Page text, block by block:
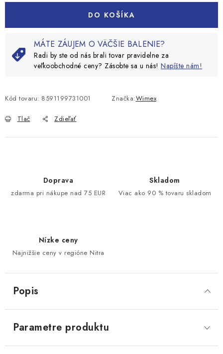
DO KOŠÍKA
MÁTE ZÁUJEM O VÄČŠIE BALENIE?
Radi by ste od nás brali tovar pravidelne za
veľkoobchodné ceny? Zásobte sa u nás! Napíšte nám!
Kód tovaru: 8591199731001 Značka:Wimex
Tlač Zdieľať
Doprava
zdarma pri nákupe nad 75 EUR
Skladom
Viac ako 90 % tovaru skladom
Nízke ceny
Najnižšie ceny v regióne Nitra
Popis
Parametre produktu